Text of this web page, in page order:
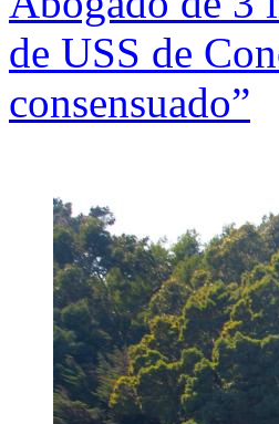
de USS de
consensuado”